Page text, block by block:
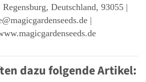
Regensburg, Deutschland, 93055 |
|
dazu folgende Artikel: